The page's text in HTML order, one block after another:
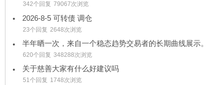
342个回复 79067次浏览
2026-8-5 可转债 调仓
23个回复 2648次浏览
半年晒一次，来自一个稳态趋势交易者的长期曲线展示。
620个回复 348288次浏览
关于慈善大家有什么好建议吗
51个回复 1748次浏览